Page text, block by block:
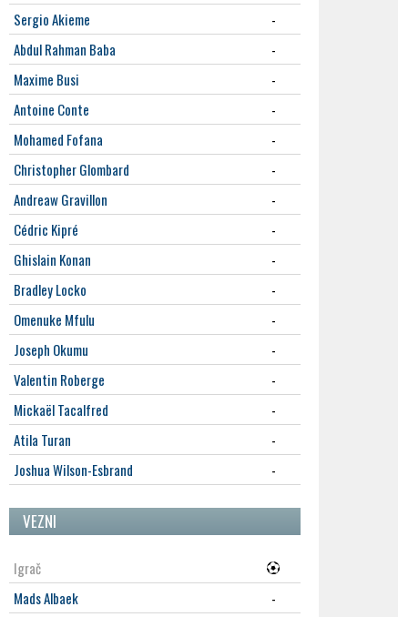
Sergio Akieme
-
Abdul Rahman Baba
-
Maxime Busi
-
Antoine Conte
-
Mohamed Fofana
-
Christopher Glombard
-
Andreaw Gravillon
-
Cédric Kipré
-
Ghislain Konan
-
Bradley Locko
-
Omenuke Mfulu
-
Joseph Okumu
-
Valentin Roberge
-
Mickaël Tacalfred
-
Atila Turan
-
Joshua Wilson-Esbrand
-
VEZNI
Igrač
Mads Albaek
-